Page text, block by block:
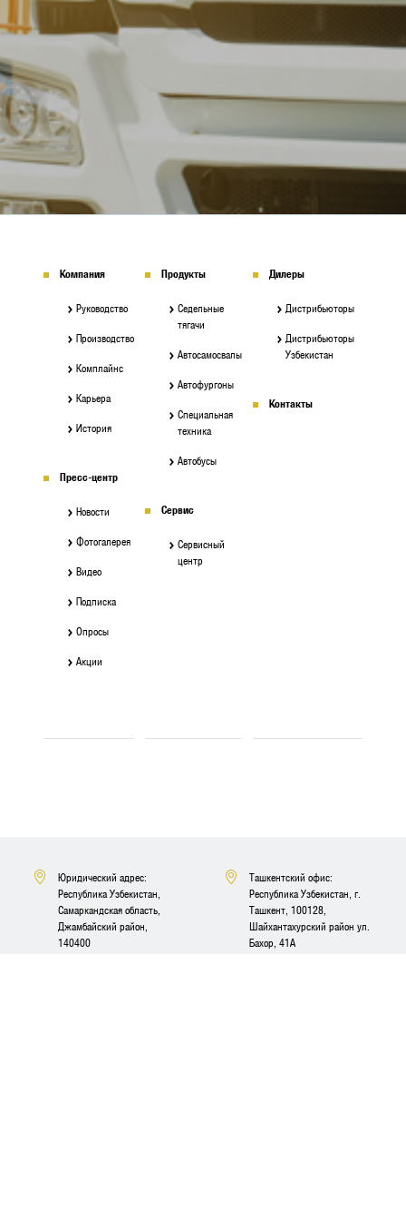
Компания
Руководство
Производство
Комплайнс
Карьера
История
Пресс-центр
Новости
Фотогалерея
Видео
Подписка
Опросы
Акции
Продукты
Седельные
тягачи
Автосамосвалы
Автофургоны
Специальная
техника
Автобусы
Сервис
Сервисный
центр
Дилеры
Дистрибьюторы
Дистрибьюторы
Узбекистан
Контакты
Юридический адрес:
Республика Узбекистан,
Самаркандская область,
Джамбайский район,
140400
Ташкентский офис:
Республика Узбекистан, г.
Ташкент, 100128,
Шайхантахурский район ул.
Бахор, 41A